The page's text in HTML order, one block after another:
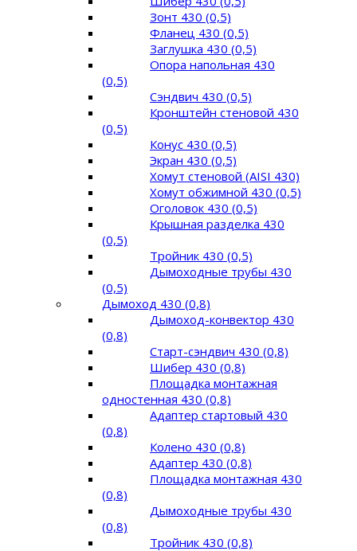
Зонт 430 (0,5)
Фланец 430 (0,5)
Заглушка 430 (0,5)
Опора напольная 430
(0,5)
Сэндвич 430 (0,5)
Кронштейн стеновой 430
(0,5)
Конус 430 (0,5)
Экран 430 (0,5)
Хомут стеновой (AISI 430)
Хомут обжимной 430 (0,5)
Оголовок 430 (0,5)
Крышная разделка 430
(0,5)
Тройник 430 (0,5)
Дымоходные трубы 430
(0,5)
Дымоход 430 (0,8)
Дымоход-конвектор 430
(0,8)
Старт-сэндвич 430 (0,8)
Шибер 430 (0,8)
Площадка монтажная
одностенная 430 (0,8)
Адаптер стартовый 430
(0,8)
Колено 430 (0,8)
Адаптер 430 (0,8)
Площадка монтажная 430
(0,8)
Дымоходные трубы 430
(0,8)
Тройник 430 (0,8)